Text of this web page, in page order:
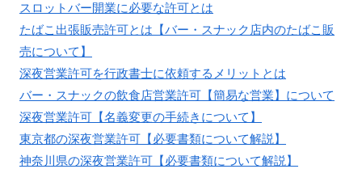
スロットバー開業に必要な許可とは
たばこ出張販売許可とは【バー・スナック店内のたばこ販
売について】
深夜営業許可を行政書士に依頼するメリットとは
バー・スナックの飲食店営業許可【簡易な営業】について
深夜営業許可【名義変更の手続きについて】
東京都の深夜営業許可【必要書類について解説】
神奈川県の深夜営業許可【必要書類について解説】